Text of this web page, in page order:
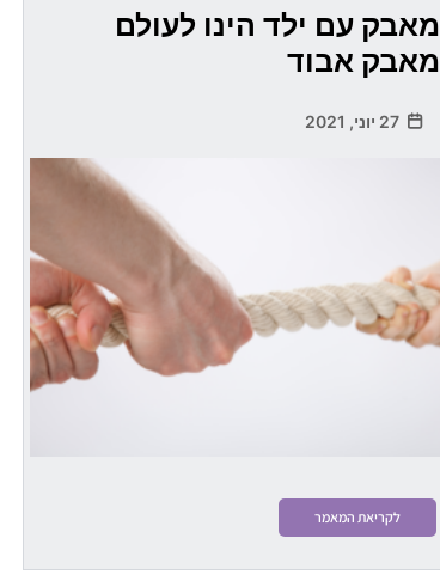
מאבק עם ילד הינו לעולם
מאבק אבוד
לקריאת המאמר